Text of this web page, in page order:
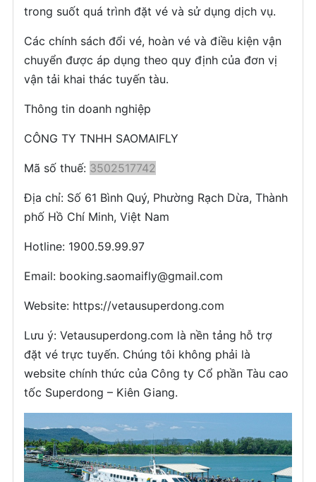
trong suốt quá trình đặt vé và sử dụng dịch vụ.
Các chính sách đổi vé, hoàn vé và điều kiện vận
chuyển được áp dụng theo quy định của đơn vị
vận tải khai thác tuyến tàu.
Thông tin doanh nghiệp
CÔNG TY TNHH SAOMAIFLY
Mã số thuế: 3502517742
Địa chỉ: Số 61 Bình Quý, Phường Rạch Dừa, Thành
phố Hồ Chí Minh, Việt Nam
Hotline: 1900.59.99.97
Email: booking.saomaifly@gmail.com
Website: https://vetausuperdong.com
Lưu ý: Vetausuperdong.com là nền tảng hỗ trợ
đặt vé trực tuyến. Chúng tôi không phải là
website chính thức của Công ty Cổ phần Tàu cao
tốc Superdong – Kiên Giang.